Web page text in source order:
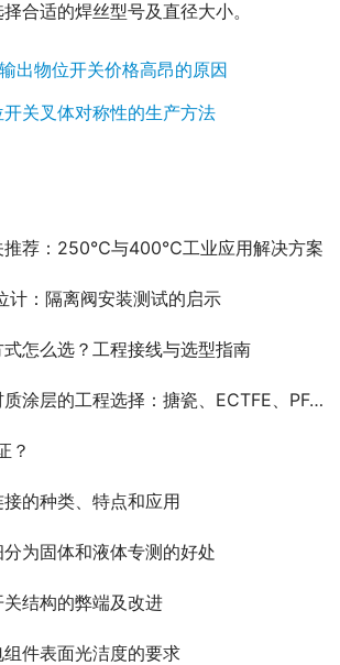
合适的焊丝型号及直径大小。
出物位开关价格高昂的原因
关叉体对称性的生产方法
推荐：250℃与400℃工业应用解决方案
计：隔离阀安装测试的启示
怎么选？工程接线与选型指南
程选择：搪瓷、ECTFE、PFA三类防腐方案的性能与应用解析
？
的种类、特点和应用
为固体和液体专测的好处
结构的弊端及改进
件表面光洁度的要求